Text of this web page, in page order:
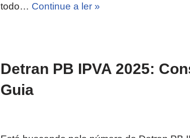
todo… Continue a ler »
Detran PB IPVA 2025:
Guia